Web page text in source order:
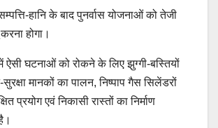
हानि के बाद पुनर्वास योजनाओं को तेजी
होगा।
ऐसी घटनाओं को रोकने के लिए झुग्गी-बस्तियों
सुरक्षा मानकों का पालन, निष्पाप गैस सिलेंडरों
प्रयोग एवं निकासी रास्तों का निर्माण